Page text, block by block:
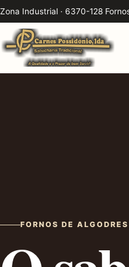
Zona Industrial · 6370-128
FORNOS DE